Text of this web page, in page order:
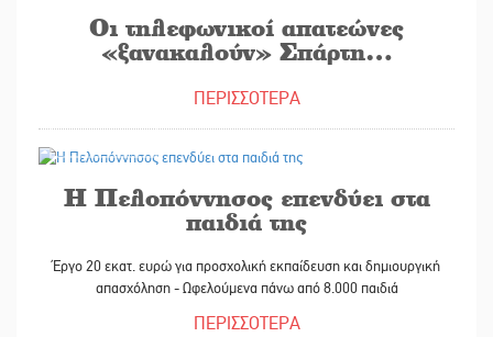
Οι τηλεφωνικοί απατεώνες
«ξανακαλούν» Σπάρτη…
ΠΕΡΙΣΣΟΤΕΡΑ
Η Πελοπόννησος επενδύει στα
παιδιά της
Έργο 20 εκατ. ευρώ για προσχολική εκπαίδευση και δημιουργική
απασχόληση - Ωφελούμενα πάνω από 8.000 παιδιά
ΠΕΡΙΣΣΟΤΕΡΑ